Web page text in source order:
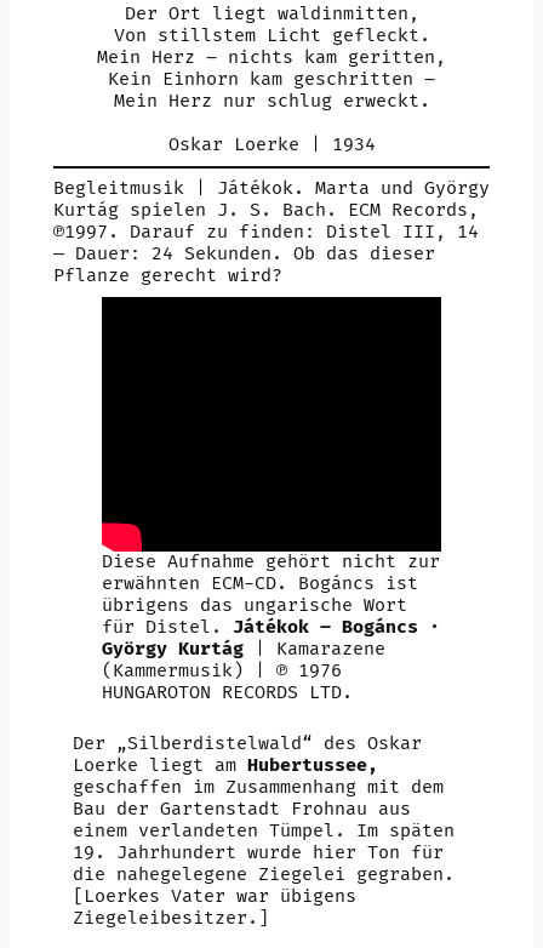
Der Ort liegt waldinmitten,
Von stillstem Licht gefleckt.
Mein Herz – nichts kam geritten,
Kein Einhorn kam geschritten –
Mein Herz nur schlug erweckt.
Oskar Loerke | 1934
Begleitmusik | Játékok. Marta und György
Kurtág spielen J. S. Bach. ECM Records,
℗1997. Darauf zu finden: Distel III, 14
— Dauer: 24 Sekunden. Ob das dieser
Pflanze gerecht wird?
Diese Aufnahme gehört nicht zur
erwähnten ECM-CD. Bogáncs ist
übrigens das ungarische Wort
für Distel. Játékok – Bogáncs ·
György Kurtág
| Kamarazene
(Kammermusik) | ℗ 1976
HUNGAROTON RECORDS LTD.
Der „Silberdistelwald“ des Oskar
Loerke liegt am Hubertussee,
geschaffen im Zusammenhang mit dem
Bau der Gartenstadt Frohnau aus
einem verlandeten Tümpel. Im späten
19. Jahrhundert wurde hier Ton für
die nahegelegene Ziegelei gegraben.
[Loerkes Vater war übigens
Ziegeleibesitzer.]